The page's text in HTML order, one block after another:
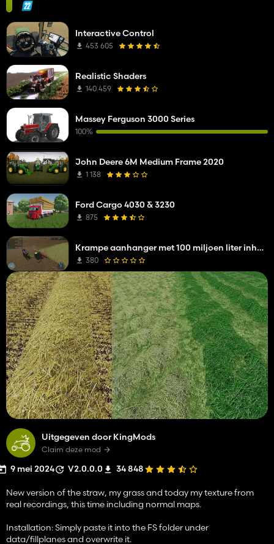
Uitgegeven door KingMods
Claim deze mod
9 mei 2024 V2.0.0.0 34 848
New version of the straw, my grass and today my texture from
real recordings, this time including normal maps.
Installation: Simply paste it into the FS folder under
data/fillplanes and overwrite it.
Interactive Control
453 605
Realistic Shaders
140 459
Massey Ferguson 3000 Series
100%
John Deere 6M Medium Frame 2020
1 138
Ford Cargo 4030 & 3230
875
Krampe aanhanger met 100 miljoen liter inhoud
380